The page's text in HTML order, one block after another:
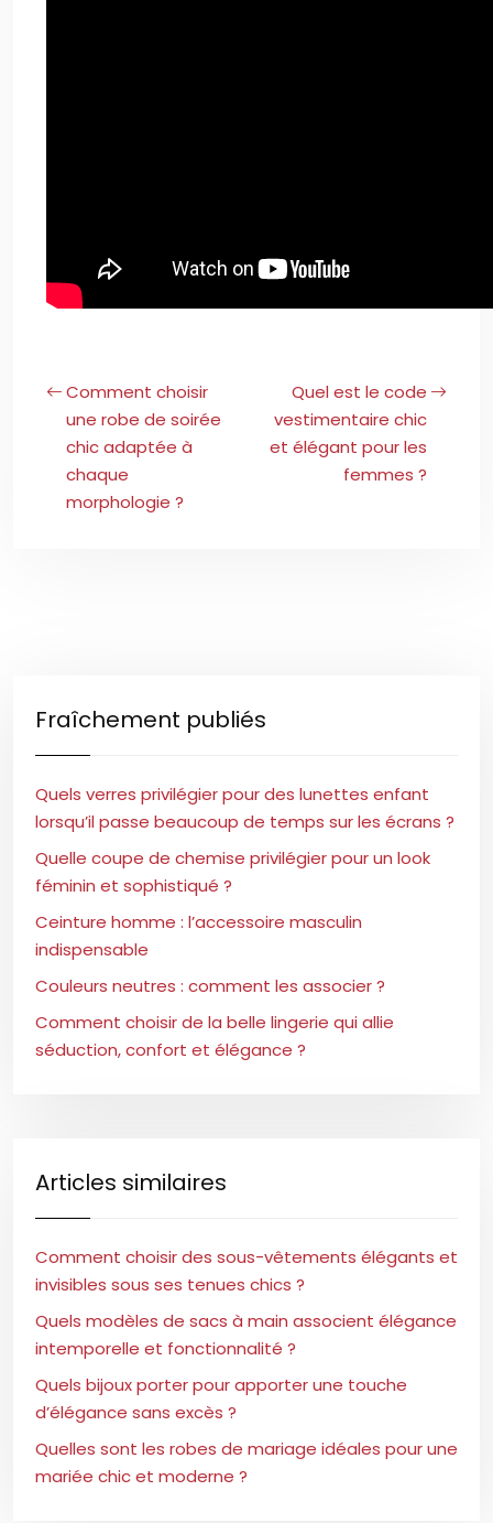
Comment choisir
une robe de soirée
chic adaptée à
chaque
morphologie ?
Quel est le code
vestimentaire chic
et élégant pour les
femmes ?
Fraîchement publiés
Quels verres privilégier pour des lunettes enfant
lorsqu’il passe beaucoup de temps sur les écrans ?
Quelle coupe de chemise privilégier pour un look
féminin et sophistiqué ?
Ceinture homme : l’accessoire masculin
indispensable
Couleurs neutres : comment les associer ?
Comment choisir de la belle lingerie qui allie
séduction, confort et élégance ?
Articles similaires
Comment choisir des sous-vêtements élégants et
invisibles sous ses tenues chics ?
Quels modèles de sacs à main associent élégance
intemporelle et fonctionnalité ?
Quels bijoux porter pour apporter une touche
d’élégance sans excès ?
Quelles sont les robes de mariage idéales pour une
mariée chic et moderne ?